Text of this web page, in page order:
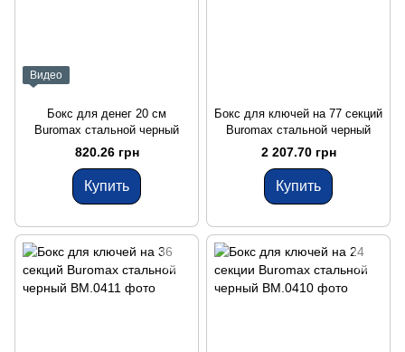
Видео
Бокс для денег 20 см
Buromax стальной черный
820.26 грн
Купить
Бокс для ключей на 77 секций
Buromax стальной черный
2 207.70 грн
Купить